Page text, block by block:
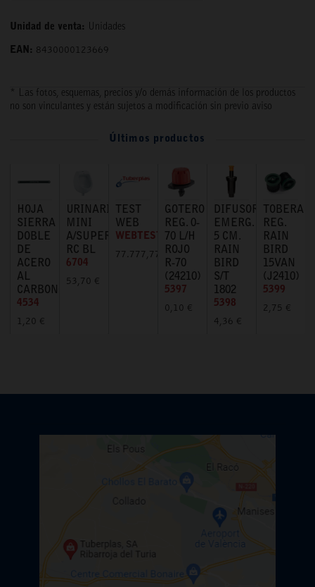
Unidad de venta: Unidades
EAN: 8430000123669
* Las fotos, esquemas, precios y/o demás información de los productos
no son vinculantes y están sujetos a modificación sin previo aviso
Últimos productos
HOJA
SIERRA
DOBLE
DE
ACERO
AL
CARBONO
4534
1,20 €
URINARIO
MINI
A/SUPERIOR
RC BL
6704
53,70 €
TEST
WEB
WEBTEST
77.777,77 €
GOTERO
REG. 0-
70 L/H
ROJO
R-70
(24210)
5397
0,10 €
DIFUSOR
EMERG.
5 CM.
RAIN
BIRD
S/T
1802
5398
4,36 €
TOBERA
REG.
RAIN
BIRD
15VAN
(J2410)
5399
2,75 €